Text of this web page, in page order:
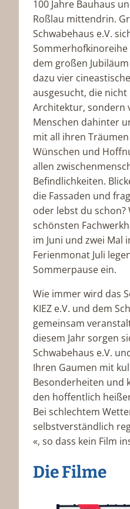
100 Jahre Bauhaus
Roßlau mittendrin.
Schwabehaus e.V.
Sommerhofkinoreihe
dem großen
dazu vier
ausgesucht, die
Architektur, sondern
Menschen dahinter
mit all ihren
Wünschen und
allen
Befindlichkeiten.
die Fassaden und
oder lebst du schon?
schönsten
im Juni und zwei Mal
Ferienmonat Juli
Sommerpause ein.
Wie immer wird das
KIEZ e.V. und dem
gemeinsam
diesem Jahr sorgen
Schwabehaus e.V.
Ihren Gaumen mit
Besonderheiten und
den hoffentlich
Bei schlechtem
selbstverständlich
«, so dass kein Film
Die Filme